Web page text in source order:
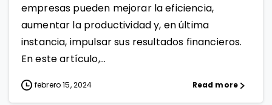
empresas pueden mejorar la eficiencia,
aumentar la productividad y, en última
instancia, impulsar sus resultados financieros.
En este artículo,...
febrero 15, 2024 Read more